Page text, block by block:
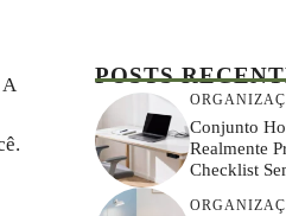
POSTS
Conjunto
Realmente
Checklist